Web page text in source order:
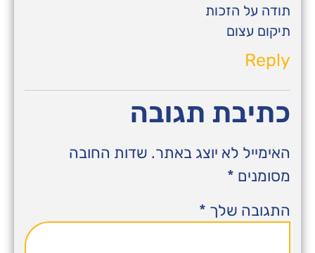
תודה על הזכות
תיקום עצום
Reply
כתיבת תגובה
האימייל לא יוצג באתר. שדות החובה
מסומנים *
התגובה שלך *